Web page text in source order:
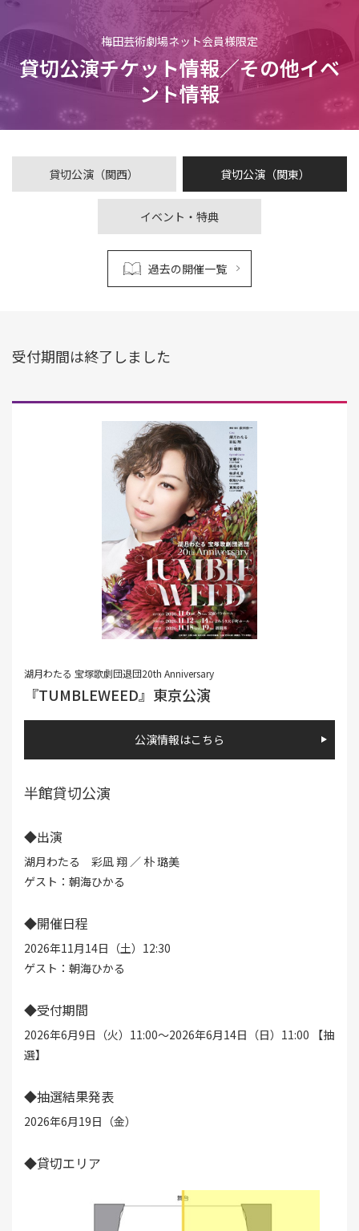
梅田芸術劇場ネット会員様限定
貸切公演チケット情報／その他イベ
ント情報
貸切公演（関西） 貸切公演（関東）
イベント・特典
過去の開催一覧
受付期間は終了しました
湖月わたる 宝塚歌劇団退団20th Anniversary
『TUMBLEWEED』東京公演
公演情報はこちら
半館貸切公演
◆出演
湖月わたる 彩凪 翔 ／ 朴 璐美
ゲスト：朝海ひかる
◆開催日程
2026年11月14日（土）12:30
ゲスト：朝海ひかる
◆受付期間
2026年6月9日（火）11:00～2026年6月14日（日）11:00 【抽
選】
◆抽選結果発表
2026年6月19日（金）
◆貸切エリア